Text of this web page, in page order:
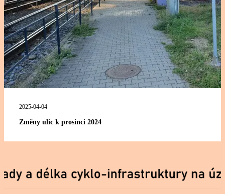
2025-04-04
Změny ulic k prosinci 2024